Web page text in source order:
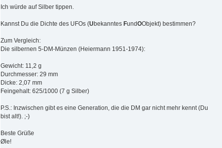
Ich würde auf Silber tippen.
Kannst Du die Dichte des UFOs (Ubekanntes FundOObjekt) bestimmen?
Zum Vergleich:
Die silbernen 5-DM-Münzen (Heiermann 1951-1974):
Gewicht: 11,2 g
Durchmesser: 29 mm
Dicke: 2,07 mm
Feingehalt: 625/1000 (7 g Silber)
P.S.: Inzwischen gibt es eine Generation, die die DM gar nicht mehr kennt (Du
bist alt!). ;-)
Beste Grüße
Øle!